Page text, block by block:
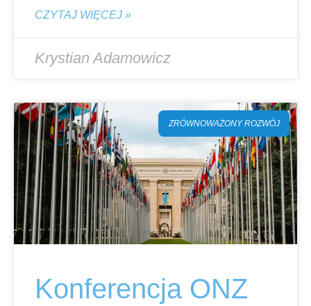
CZYTAJ WIĘCEJ »
Krystian Adamowicz
ZRÓWNOWAŻONY ROZWÓJ
Konferencja ONZ